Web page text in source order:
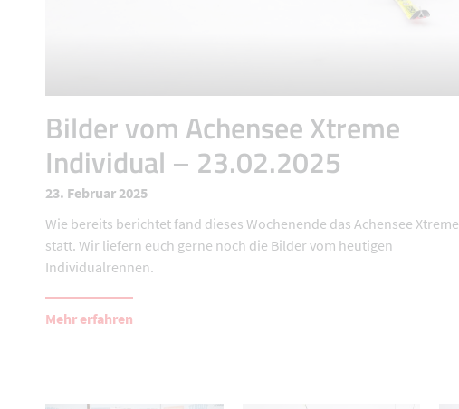
Bilder vom Achensee Xtreme
Individual – 23.02.2025
23. Februar 2025
Wie bereits berichtet fand dieses Wochenende das Achensee Xtreme
statt. Wir liefern euch gerne noch die Bilder vom heutigen
Individualrennen.
Mehr erfahren